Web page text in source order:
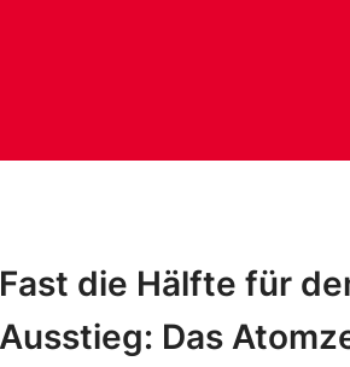
Fast die Hälfte für
Ausstieg: Das